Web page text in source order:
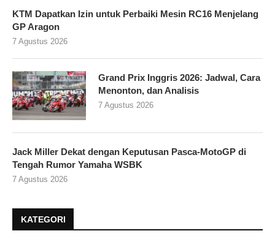
KTM Dapatkan Izin untuk Perbaiki Mesin RC16 Menjelang
GP Aragon
7 Agustus 2026
Grand Prix Inggris 2026: Jadwal, Cara
Menonton, dan Analisis
7 Agustus 2026
Jack Miller Dekat dengan Keputusan Pasca-MotoGP di
Tengah Rumor Yamaha WSBK
7 Agustus 2026
KATEGORI